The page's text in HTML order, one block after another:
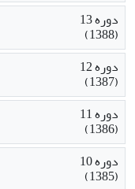
دوره 13
(1388)
دوره 12
(1387)
دوره 11
(1386)
دوره 10
(1385)